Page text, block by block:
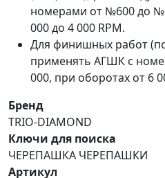
номерами от №600 до
000 до 4 000 RPM.
Для финишных работ
применять АГШК с
000, при оборотах от 6
Бренд
TRIO-DIAMOND
Ключи для поиска
ЧЕРЕПАШКА ЧЕРЕПАШКИ
Артикул